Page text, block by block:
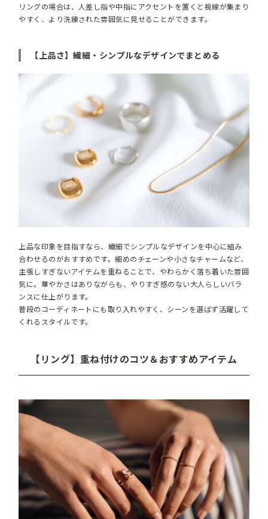
リングの場合は、人差し指や中指にアクセントを置くと視線が集まり
やすく、より洗練された雰囲気に見せることができます。
【上品さ】繊細・シンプルなデザインでまとめる
上品な印象を目指すなら、繊細でシンプルなデザインを中心に組み
合わせるのがおすすめです。細めのチェーンや小さなチャームなど、
主張しすぎないアイテムを重ねることで、やわらかく落ち着いた雰囲
気に。華やかさはありながらも、やりすぎ感のない大人らしいバラ
ンスに仕上がります。
普段のコーディネートにも取り入れやすく、シーンを選ばず活躍して
くれるスタイルです。
【リング】重ね付けのコツ＆おすすめアイテム